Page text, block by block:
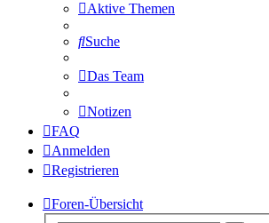
Aktive Themen
Suche
Das Team
Notizen
FAQ
Anmelden
Registrieren
Foren-Übersicht